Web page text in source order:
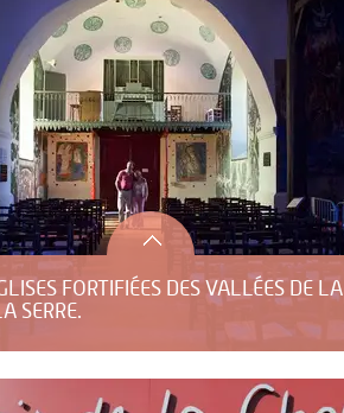
FORTIFIÉES DES VALLÉES DE LA
SERRE.